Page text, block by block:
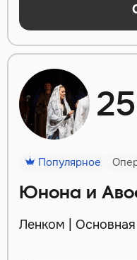
25
Популярное
Юнона и
Ленком |